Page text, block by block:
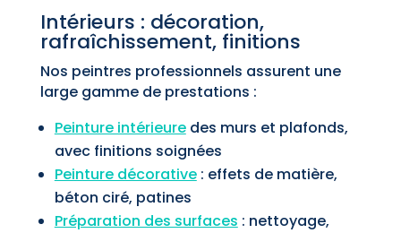
Intérieurs : décoration,
rafraîchissement, finitions
Nos peintres professionnels assurent une
large gamme de prestations :
Peinture intérieuredes murs et plafonds,
avec finitions soignées
Peinture décorative: effets de matière,
béton ciré, patines
Préparation des surfaces : nettoyage,